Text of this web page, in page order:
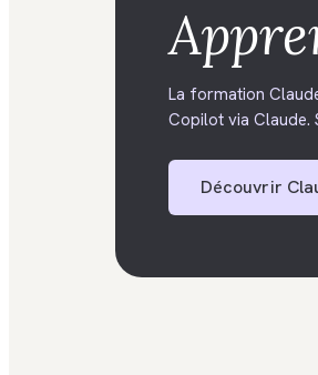
La formation
Copilot via Claude.
Découvrir